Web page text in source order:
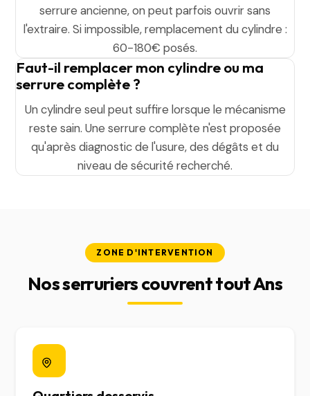
serrure ancienne, on peut parfois ouvrir sans
l'extraire. Si impossible, remplacement du cylindre :
60-180€ posés.
Faut-il remplacer mon cylindre ou ma
serrure complète ?
Un cylindre seul peut suffire lorsque le mécanisme
reste sain. Une serrure complète n'est proposée
qu'après diagnostic de l'usure, des dégâts et du
niveau de sécurité recherché.
ZONE D'INTERVENTION
Nos serruriers couvrent tout Ans